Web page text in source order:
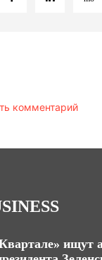
комментарий
ищут